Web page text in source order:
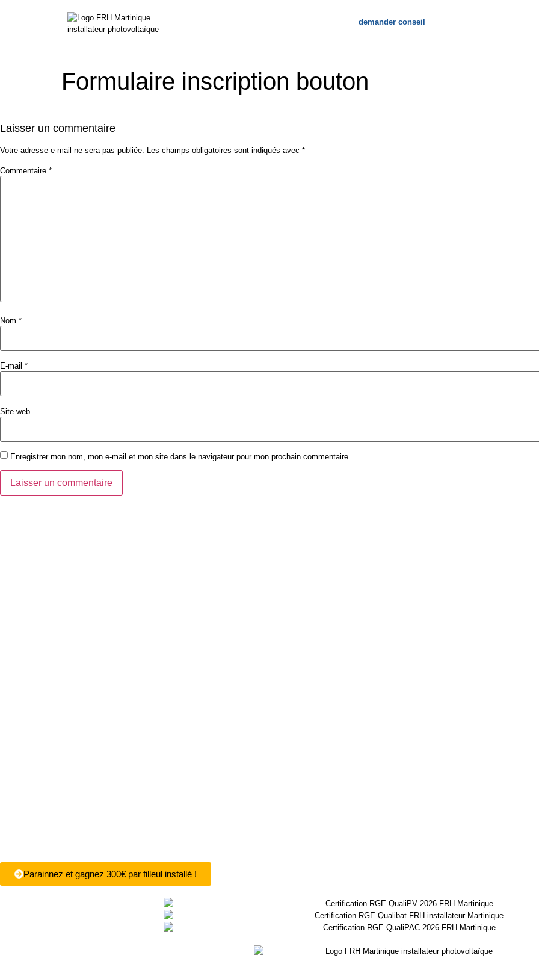
demander conseil
Formulaire inscription bouton
Laisser un commentaire
Votre adresse e-mail ne sera pas publiée. Les champs obligatoires sont indiqués avec *
Commentaire *
Nom *
E-mail *
Site web
Enregistrer mon nom, mon e-mail et mon site dans le navigateur pour mon prochain commentaire.
Parainnez et gagnez 300€ par filleul installé !